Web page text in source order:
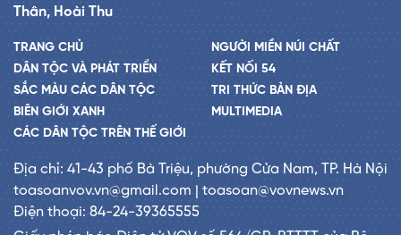
Thân, Hoài Thu
TRANG CHỦ
DÂN TỘC VÀ PHÁT TRIỂN
SẮC MÀU CÁC DÂN TỘC
BIÊN GIỚI XANH
CÁC DÂN TỘC TRÊN THẾ GIỚI
NGƯỜI MIỀN NÚI CHẤT
KẾT NỐI 54
TRI THỨC BẢN ĐỊA
MULTIMEDIA
Địa chỉ: 41-43 phố Bà Triệu, phường Cửa Nam, TP. Hà Nội
toasoanvov.vn@gmail.com | toasoan@vovnews.vn
Điện thoại: 84-24-39365555